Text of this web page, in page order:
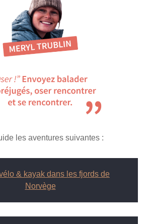
les aventures suivantes :
& kayak dans les fjords de
Norvège